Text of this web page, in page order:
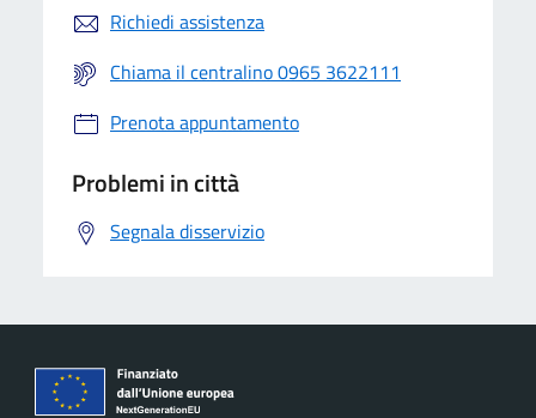
Richiedi assistenza
Chiama il centralino 0965 3622111
Prenota appuntamento
Problemi in città
Segnala disservizio